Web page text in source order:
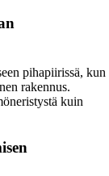
pihapiirissä, kun
rakennus.
kuin